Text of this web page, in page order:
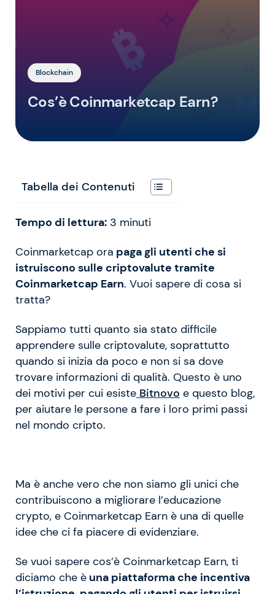
Blockchain
Cos’è Coinmarketcap Earn?
Tabella dei Contenuti
Tempo di lettura: 3 minuti
Coinmarketcap ora paga gli utenti che si
istruiscono sulle criptovalute tramite
Coinmarketcap Earn. Vuoi sapere di cosa si
tratta?
Sappiamo tutti quanto sia stato difficile
apprendere sulle criptovalute, soprattutto
quando si inizia da poco e non si sa dove
trovare informazioni di qualità. Questo è uno
dei motivi per cui esiste Bitnovo e questo blog,
per aiutare le persone a fare i loro primi passi
nel mondo cripto.
Ma è anche vero che non siamo gli unici che
contribuiscono a migliorare l’educazione
crypto, e Coinmarketcap Earn è una di quelle
idee che ci fa piacere di evidenziare.
Se vuoi sapere cos’è Coinmarketcap Earn, ti
diciamo che è una piattaforma che incentiva